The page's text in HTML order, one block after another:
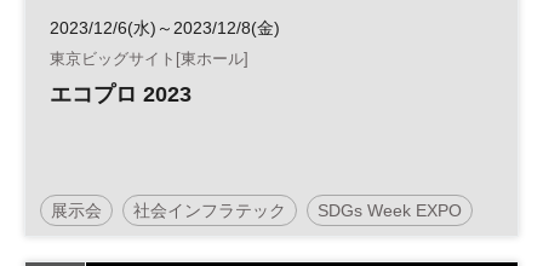
2023/12/6(水)～2023/12/8(金)
東京ビッグサイト[東ホール]
エコプロ 2023
展示会 社会インフラテック SDGs Week EXPO